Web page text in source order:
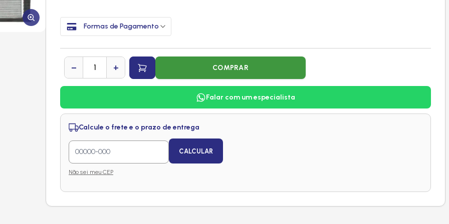
Formas de Pagamento
− + COMPRAR
Falar com um especialista
Calcule o frete e o prazo de entrega
CALCULAR
Não sei meu CEP